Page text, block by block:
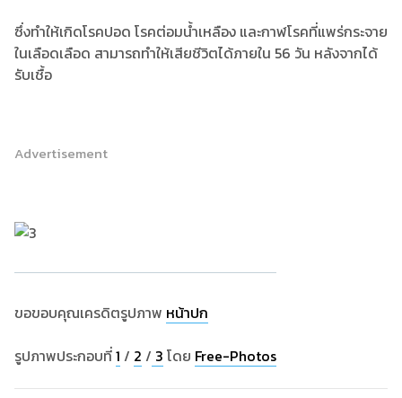
ซึ่งทำให้เกิดโรคปอด โรคต่อมน้ำเหลือง และกาฬโรคที่แพร่กระจาย
ในเลือดเลือด สามารถทำให้เสียชีวิตได้ภายใน 56 วัน หลังจากได้
รับเชื้อ
Advertisement
ขอขอบคุณเครดิตรูปภาพ หน้าปก
รูปภาพประกอบที่1 / 2 / 3 โดย Free-Photos